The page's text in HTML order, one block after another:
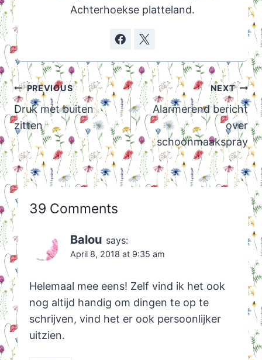
Achterhoekse platteland.
Post
navigation
PREVIOUS
Druk met buiten
zitten
NEXT
Alarmerend bericht
over
schoonmaakspray
39 Comments
Balou says:
April 8, 2018 at 9:35 am
Helemaal mee eens! Zelf vind ik het ook
nog altijd handig om dingen te op te
schrijven, vind het er ook persoonlijker
uitzien.